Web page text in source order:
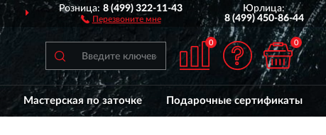
ДОСТАВИМПО ВСЕЙ РОССИИ
Розница:8 (499) 322-11-43
Перезвоните мне
Юрлица:
8 (499) 450-86-44
0 0
Мастерская по заточке Подарочные сертификаты